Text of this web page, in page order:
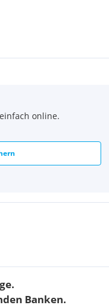
online.
Banken.